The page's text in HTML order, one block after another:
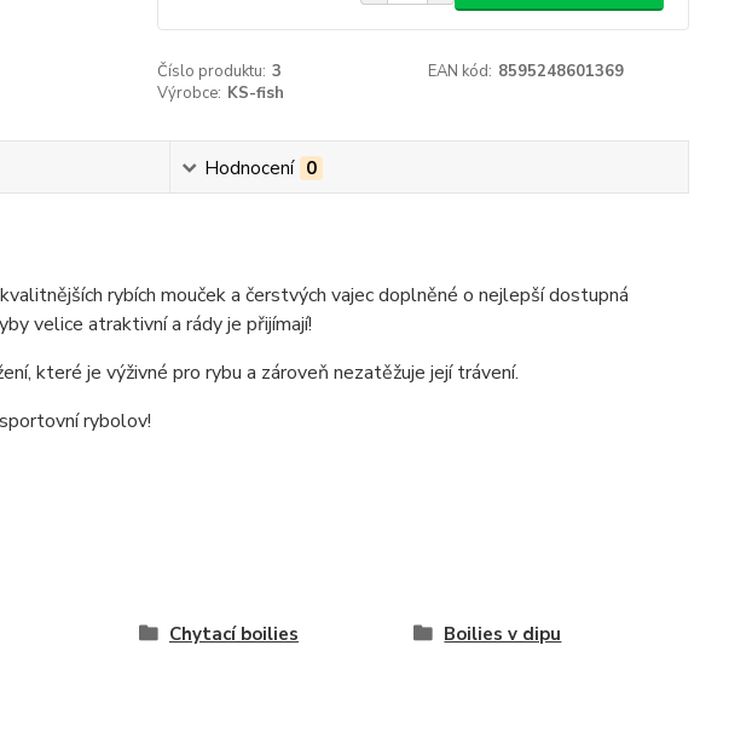
Číslo produktu: 3 EAN kód: 8595248601369
Výrobce: KS-fish
Hodnocení 0
rybích mouček a čerstvých vajec doplněné o nejlepší dostupná
velice atraktivní a rády je přijímají!
které je výživné pro rybu a zároveň nezatěžuje její trávení.
rybolov!
Chytací boilies Boilies v dipu